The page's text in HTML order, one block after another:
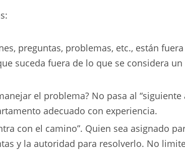
preguntas, problemas, etc., están
suceda fuera de lo que se considera un
el problema? No pasa al “siguiente
adecuado con experiencia.
con el camino”. Quien sea asignado
y la autoridad para resolverlo. No